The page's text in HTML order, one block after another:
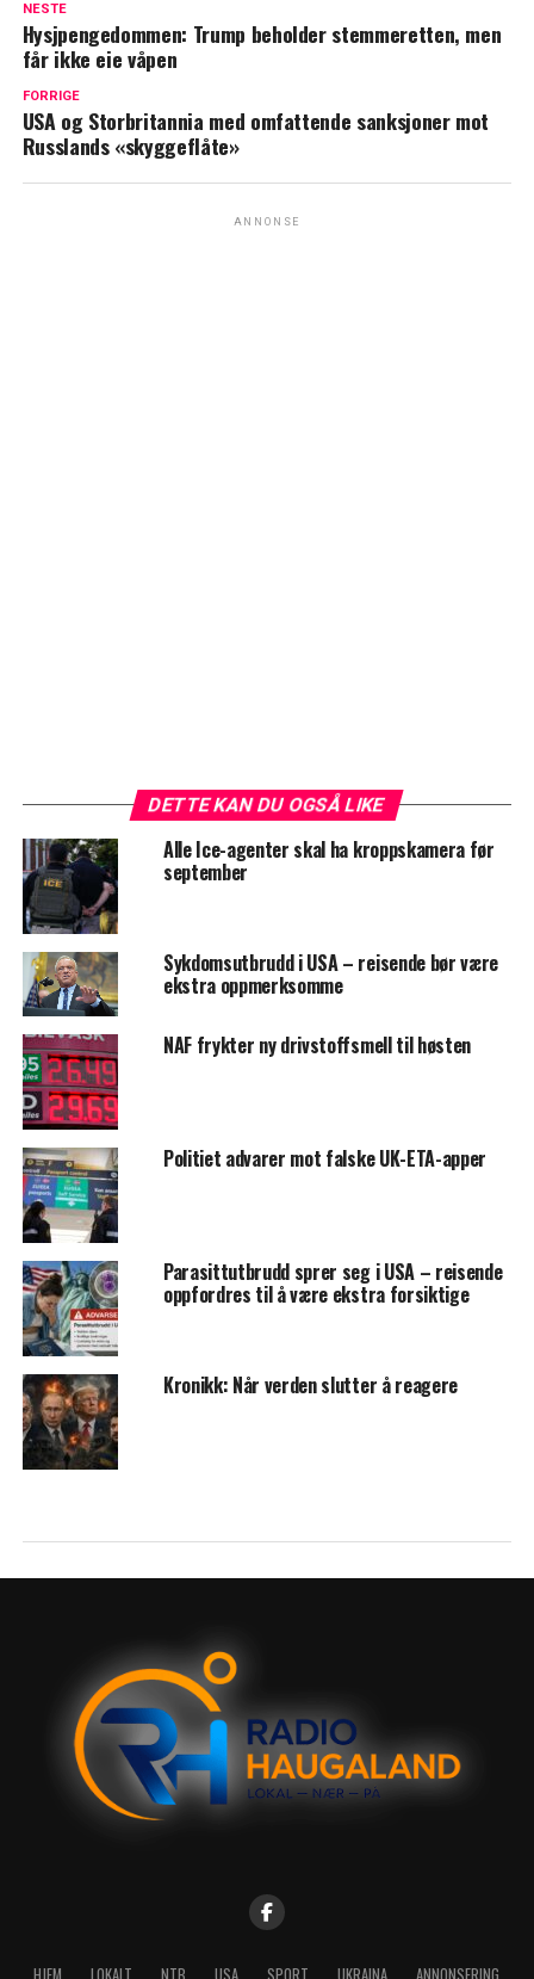
NESTE
Hysjpengedommen: Trump beholder stemmeretten, men
får ikke eie våpen
FORRIGE
USA og Storbritannia med omfattende sanksjoner mot
Russlands «skyggeflåte»
ANNONSE
DETTE KAN DU OGSÅ LIKE
Alle Ice-agenter skal ha kroppskamera før
september
Sykdomsutbrudd i USA – reisende bør være
ekstra oppmerksomme
NAF frykter ny drivstoffsmell til høsten
Politiet advarer mot falske UK-ETA-apper
Parasittutbrudd sprer seg i USA – reisende
oppfordres til å være ekstra forsiktige
Kronikk: Når verden slutter å reagere